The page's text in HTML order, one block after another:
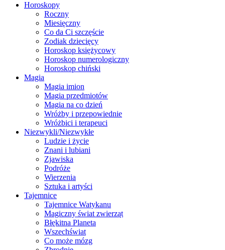
Horoskopy
Roczny
Miesięczny
Co da Ci szczęście
Zodiak dziecięcy
Horoskop księżycowy
Horoskop numerologiczny
Horoskop chiński
Magia
Magia imion
Magia przedmiotów
Magia na co dzień
Wróżby i przepowiednie
Wróżbici i terapeuci
Niezwykli/Niezwykłe
Ludzie i życie
Znani i lubiani
Zjawiska
Podróże
Wierzenia
Sztuka i artyści
Tajemnice
Tajemnice Watykanu
Magiczny świat zwierząt
Błękitna Planeta
Wszechświat
Co może mózg